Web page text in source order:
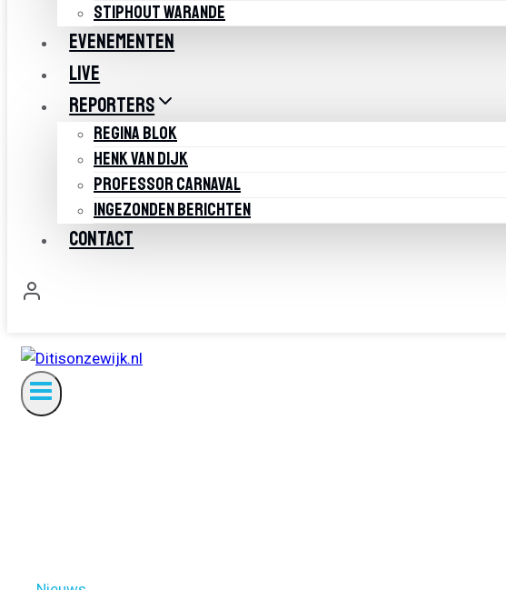
STIPHOUT WARANDE
EVENEMENTEN
LIVE
REPORTERS
REGINA BLOK
HENK VAN DIJK
PROFESSOR CARNAVAL
INGEZONDEN BERICHTEN
CONTACT